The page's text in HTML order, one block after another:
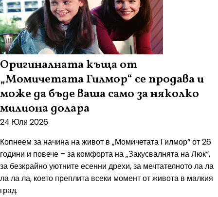
Оригиналната къща от
„Момичетата Гилмор“ се продава и
може да бъде ваша само за няколко
милиона долара
24 Юли 2026
Копнеем за начина на живот в „Момичетата Гилмор“ от 26
години и повече – за комфорта на „Закусвалнята на Люк“,
за безкрайно уютните есенни дрехи, за мечтателното ла ла
ла ла ла, което преплита всеки момент от живота в малкия
град.